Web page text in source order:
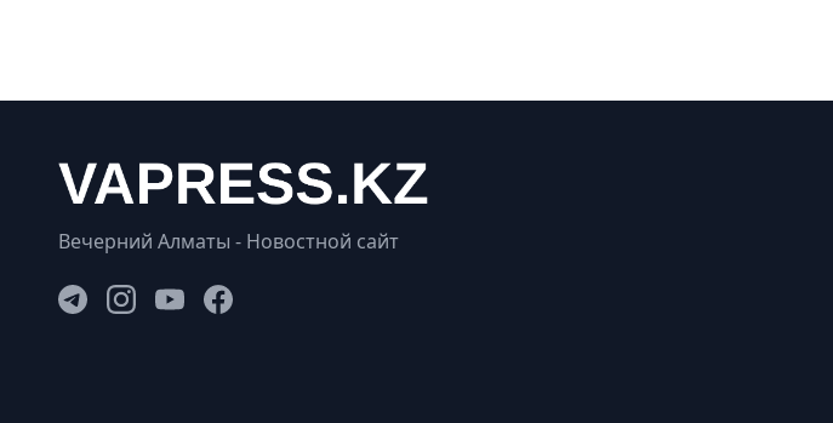
Вечерний Алматы - Новостной сайт